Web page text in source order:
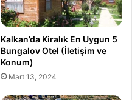
Kalkan’da Kiralık En Uygun 5
Bungalov Otel (İletişim ve
Konum)
Mart 13, 2024